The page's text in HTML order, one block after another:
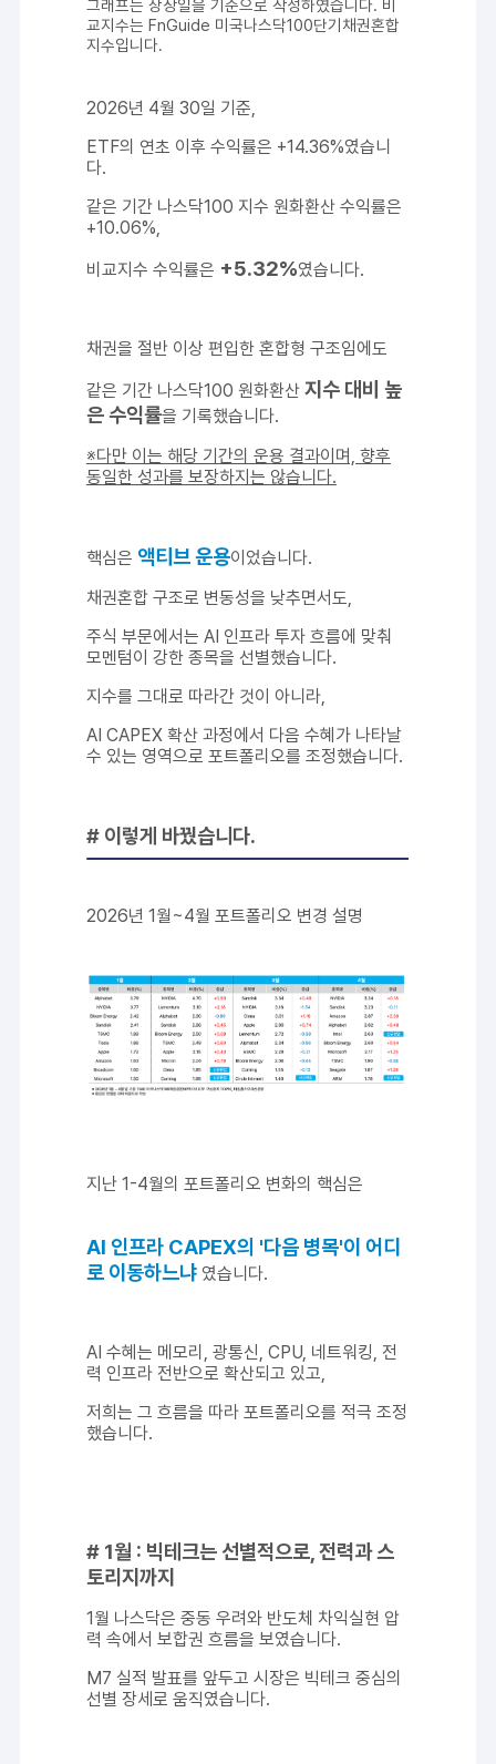
그래프는 상장일을 기준으로 작성하였습니다. 비
교지수는 FnGuide 미국나스닥100단기채권혼합
지수입니다.
2026년 4월 30일 기준,
ETF의 연초 이후 수익률은 +14.36%였습니
다.
같은 기간 나스닥100 지수 원화환산 수익률은
+10.06%,
비교지수 수익률은 +5.32%였습니다.
채권을 절반 이상 편입한 혼합형 구조임에도
같은 기간 나스닥100 원화환산 지수 대비 높
은 수익률을 기록했습니다.
※다만 이는 해당 기간의 운용 결과이며, 향후
동일한 성과를 보장하지는 않습니다.
핵심은 액티브 운용이었습니다.
채권혼합 구조로 변동성을 낮추면서도,
주식 부문에서는 AI 인프라 투자 흐름에 맞춰
모멘텀이 강한 종목을 선별했습니다.
지수를 그대로 따라간 것이 아니라,
AI CAPEX 확산 과정에서 다음 수혜가 나타날
수 있는 영역으로 포트폴리오를 조정했습니다.
# 이렇게 바꿨습니다.
2026년 1월~4월 포트폴리오 변경 설명
지난 1-4월의 포트폴리오 변화의 핵심은
AI 인프라 CAPEX의 '다음 병목'이 어디
로 이동하느냐였습니다.
AI 수혜는 메모리, 광통신, CPU, 네트워킹, 전
력 인프라 전반으로 확산되고 있고,
저희는 그 흐름을 따라 포트폴리오를 적극 조정
했습니다.
# 1월 : 빅테크는 선별적으로, 전력과 스
토리지까지
1월 나스닥은 중동 우려와 반도체 차익실현 압
력 속에서 보합권 흐름을 보였습니다.
M7 실적 발표를 앞두고 시장은 빅테크 중심의
선별 장세로 움직였습니다.